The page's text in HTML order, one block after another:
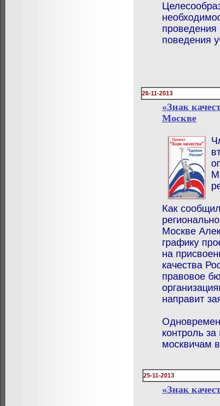
проведения
поведения
26-11-2013
«Знак
Москве
Как
Москве
графику
на
качества
правовое
направит
контроль
москвичам
25-11-2013
«Знак